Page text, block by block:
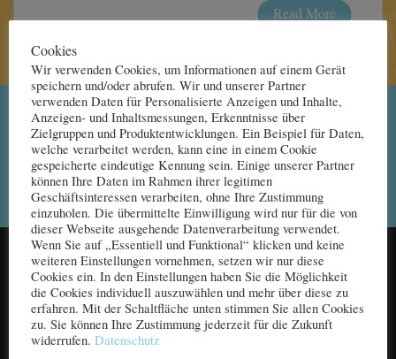
Read More
Terminvereinbarungen ab 14:00 Uhr
Rufen Sie mich an ...
MENU
über mich
Cookies
Wir verwenden Cookies, um Informationen auf einem Gerät
speichern und/oder abrufen. Wir und unserer Partner
verwenden Daten für Personalisierte Anzeigen und Inhalte,
Anzeigen- und Inhaltsmessungen, Erkenntnisse über
Zielgruppen und Produktentwicklungen. Ein Beispiel für Daten,
welche verarbeitet werden, kann eine in einem Cookie
gespeicherte eindeutige Kennung sein. Einige unserer Partner
können Ihre Daten im Rahmen ihrer legitimen
Geschäftsinteressen verarbeiten, ohne Ihre Zustimmung
einzuholen. Die übermittelte Einwilligung wird nur für die von
dieser Webseite ausgehende Datenverarbeitung verwendet.
Wenn Sie auf „Essentiell und Funktional“ klicken und keine
weiteren Einstellungen vornehmen, setzen wir nur diese
Cookies ein. In den Einstellungen haben Sie die Möglichkeit
die Cookies individuell auszuwählen und mehr über diese zu
erfahren. Mit der Schaltfläche unten stimmen Sie allen Cookies
zu. Sie können Ihre Zustimmung jederzeit für die Zukunft
widerrufen. Datenschutz